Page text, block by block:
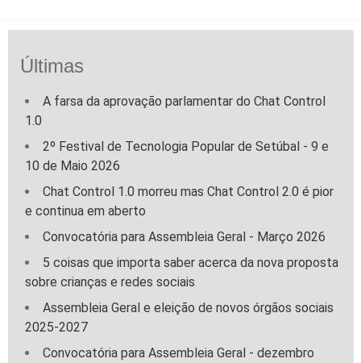
Últimas
A farsa da aprovação parlamentar do Chat Control
1.0
2º Festival de Tecnologia Popular de Setúbal - 9 e
10 de Maio 2026
Chat Control 1.0 morreu mas Chat Control 2.0 é pior
e continua em aberto
Convocatória para Assembleia Geral - Março 2026
5 coisas que importa saber acerca da nova proposta
sobre crianças e redes sociais
Assembleia Geral e eleição de novos órgãos sociais
2025-2027
Convocatória para Assembleia Geral - dezembro